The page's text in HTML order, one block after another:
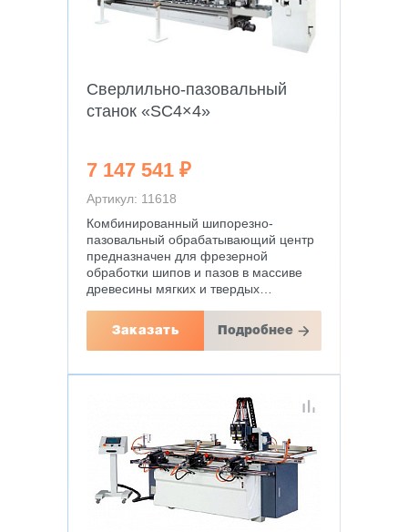
Сверлильно-пазовальный
станок «SC4×4»
7 147 541 ₽
Артикул: 11618
Комбинированный шипорезно-
пазовальный обрабатывающий центр
предназначен для фрезерной
обработки шипов и пазов в массиве
древесины мягких и твердых…
Заказать Подробнее